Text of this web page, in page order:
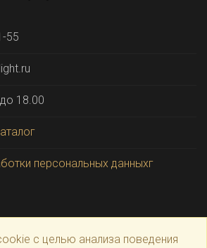
55
18.00
персональных данныхг
с целью анализа поведения